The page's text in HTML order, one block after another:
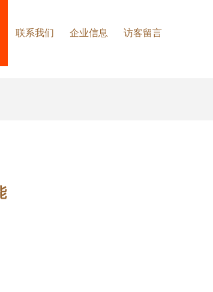
联系我们 企业信息 访客留言